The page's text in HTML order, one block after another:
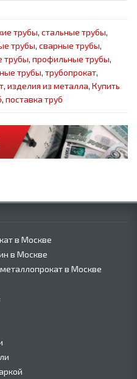
трубы, стальные трубы,
трубы, сварные трубы,
трубы, профильные трубы,
трубы, трубопрокат,
, изделия из металла, Купить
, поставка труб
в Москве
в Москве
в Москве